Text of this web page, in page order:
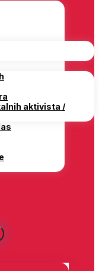
aktivista /